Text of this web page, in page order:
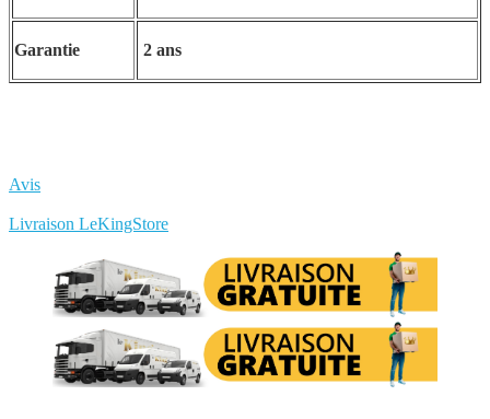
Garantie 2 ans
Avis
Livraison LeKingStore